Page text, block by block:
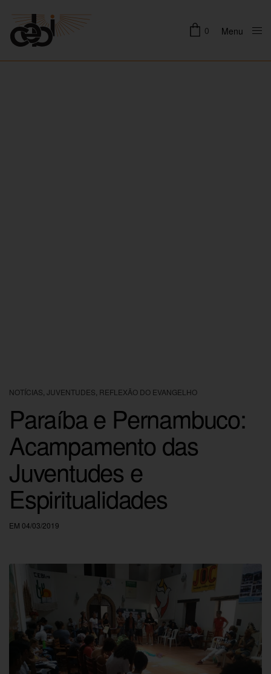
0 Menu
NOTÍCIAS JUVENTUDES REFLEXÃO DO EVANGELHO
Paraíba e Pernambuco:
Acampamento das
Juventudes e
Espiritualidades
EM 04/03/2019